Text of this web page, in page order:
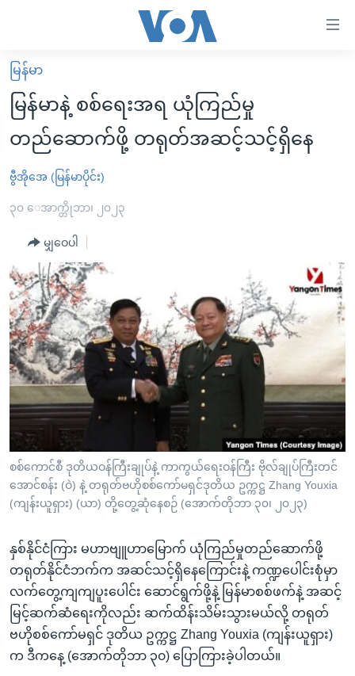
လွယ်ကူ
စေ
Link
များ
ပင်မ
ကျော်
ကြည့်
ရန်
ပင်မ
အ
ညွန်း
စာမျက်နှာ
ကျော်
ကြည့်
ရန်
ရှာဖွေ
နေရာ
သို့
ကျော်
ရန်
မူလစာမျက်နှာ
မြန်မာ
ကမ္ဘာ့သတင်းများ
နိုင်ငံတကာ
အစ္စရေး-ပါလက်စတိုင်း
ဗွီဒီယို
အင်္ဂလိပ်စာလေ့လာမယ်
အမေရိကန်သုံးအီဒီယံ
မကြေးမုံရဲ့ အင်္ဂလိပ်စာ
ရုပ်ရှင်ထဲက အင်္ဂလိပ်စာ
သုတပဒေသာ အင်္ဂလိပ်စာ
အပတ်စဉ်ကဏ္ဍများ
ရေဒီယို
တီဗွီ
ရေဒီယိုနှင့်ရုပ်သံ အချက်အလက်များ
ရေဒီယို/တီဗွီအစီအစဉ်
Learning English
ဗွီအိုအေ လူမှုကွန်ယက်များ
ဘာသာစကားများ
မြန်မာ
မြန်မာနဲ့ စစ်ရေးအရ ယုံကြည်မှု
တည်ဆောက်ဖို့ တရုတ်အဆင့်သင့်ရှိနေ
ဗွီအိုအေ (မြန်မာပိုင်း)
၃၀ ေအာက္တိုဘာ၊ ၂၀၂၃
မျှဝေပါ
စစ်ကောင်စီ ဒုတိယဝန်ကြီးချုပ်နဲ့ ကာကွယ်ရေးဝန်ကြီး ဗိုလ်ချုပ်ကြီးတင်
အောင်စန်း (ဝဲ) နဲ့ တရုတ်ဗဟိုစစ်ကော်မရှင်ဒုတိယ ဥက္ကဋ္ဌ Zhang Youxia
(ကျန်းယူရှား) (ယာ) တို့တွေ့ဆုံနေစဉ် (အောက်တိုဘာ ၃၀၊ ၂၀၂၃)
နှစ်နိုင်ငံကြား မဟာဗျူဟာမြောက် ယုံကြည်မှုတည်ဆောက်ဖို့
တရုတ်နိုင်ငံဘက်က အဆင်သင့်ရှိနေကြောင်းနဲ့ ကဏ္ဍပေါင်းစုံမှာ
လက်တွေ့ကျကျပူးပေါင်း ဆောင်ရွက်ဖို့နဲ့ မြန်မာစစ်ဖက်နဲ့ အဆင့်
မြင့်ဆက်ဆံရေးကိုလည်း ဆက်ထိန်းသိမ်းသွားမယ်လို့ တရုတ်
ဗဟိုစစ်ကော်မရှင် ဒုတိယ ဥက္ကဋ္ဌ Zhang Youxia (ကျန်းယူရှား)
က ဒီကနေ့ (အောက်တိုဘာ ၃၀) ပြောကြားခဲ့ပါတယ်။